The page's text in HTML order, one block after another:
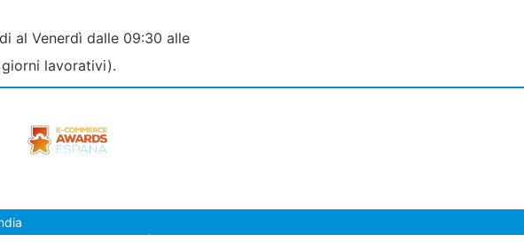
al Venerdì dalle 09:30 alle
giorni lavorativi).